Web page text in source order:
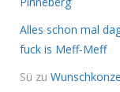
Alles schon mal
fuck is Meff-Meff
Sü zu